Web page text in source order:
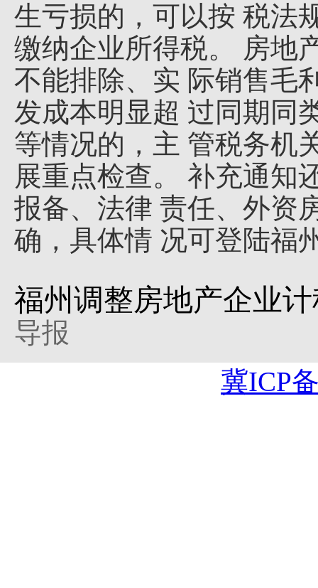
生亏损的，可以按 税法
缴纳企业所得税。 房地
不能排除、实 际销售毛
发成本明显超 过同期同
等情况的，主 管税务机
展重点检查。 补充通知
报备、法律 责任、外资
确，具体情 况可登陆福
福州调整房地产企业
导报
冀ICP